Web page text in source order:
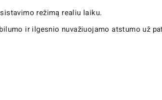
režimą realiu laiku.
ir ilgesnio nuvažiuojamo atstumo už